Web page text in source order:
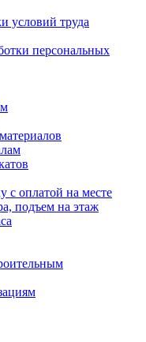
условий труда
персональных
с оплатой на месте
подъем на этаж